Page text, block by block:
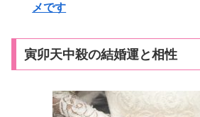
メです
寅卯天中殺の結婚運と相性